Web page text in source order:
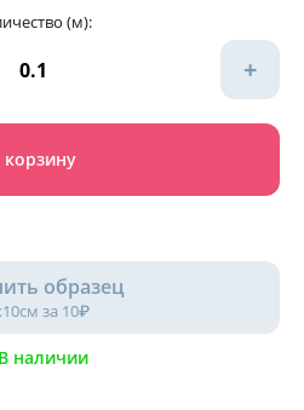
(м):
+
корзину
образец
за 10₽
наличии